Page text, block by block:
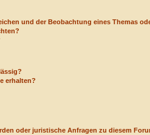
und der Beobachtung eines Themas
erhalten?
oder juristische Anfragen zu diesem